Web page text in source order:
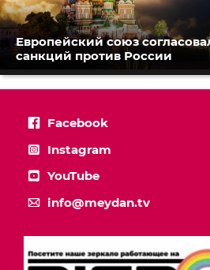
Европейский союз
санкций против России
Facebook
Instagram
YouTube
info@meydan.tv